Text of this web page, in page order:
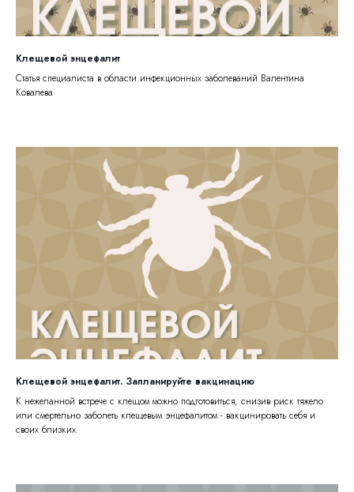
Клещевой энцефалит
Статья специалиста в области инфекционных заболеваний Валентина
Ковалева
Клещевой энцефалит. Запланируйте вакцинацию
К нежеланной встрече с клещом можно подготовиться, снизив риск тяжело
или смертельно заболеть клещевым энцефалитом - вакцинировать себя и
своих близких.